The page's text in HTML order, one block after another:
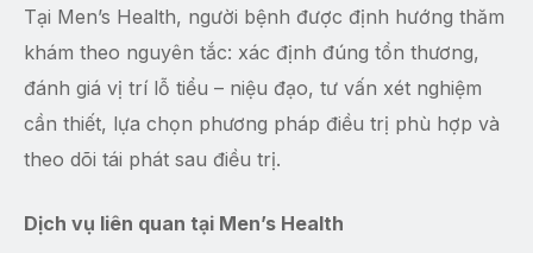
Tại Men’s Health, người bệnh được định hướng thăm
khám theo nguyên tắc: xác định đúng tổn thương,
đánh giá vị trí lỗ tiểu – niệu đạo, tư vấn xét nghiệm
cần thiết, lựa chọn phương pháp điều trị phù hợp và
theo dõi tái phát sau điều trị.
Dịch vụ liên quan tại Men’s Health